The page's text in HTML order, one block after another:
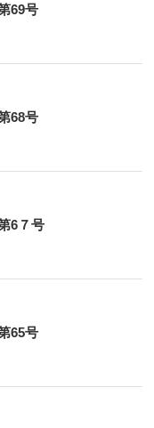
69号
68号
6７号
65号